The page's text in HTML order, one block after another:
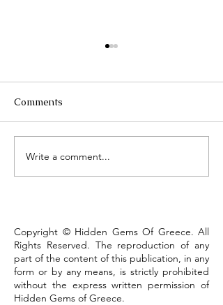
Lake Kastoria, the walk
that defines the town
Comments
Write a comment...
Copyright © Hidden Gems Of Greece. All
Rights Reserved. The reproduction of any
part of the content of this publication, in any
form or by any means, is strictly prohibited
without the express written permission of
Hidden Gems of Greece.